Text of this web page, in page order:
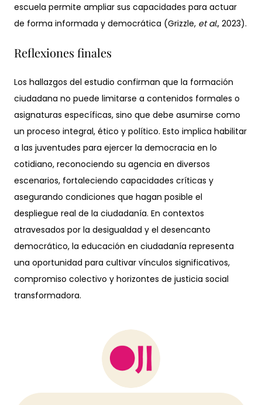
escuela permite ampliar sus capacidades para actuar
de forma informada y democrática (Grizzle, et al., 2023).
Reflexiones finales
Los hallazgos del estudio confirman que la formación
ciudadana no puede limitarse a contenidos formales o
asignaturas específicas, sino que debe asumirse como
un proceso integral, ético y político. Esto implica habilitar
a las juventudes para ejercer la democracia en lo
cotidiano, reconociendo su agencia en diversos
escenarios, fortaleciendo capacidades críticas y
asegurando condiciones que hagan posible el
despliegue real de la ciudadanía. En contextos
atravesados por la desigualdad y el desencanto
democrático, la educación en ciudadanía representa
una oportunidad para cultivar vínculos significativos,
compromiso colectivo y horizontes de justicia social
transformadora.